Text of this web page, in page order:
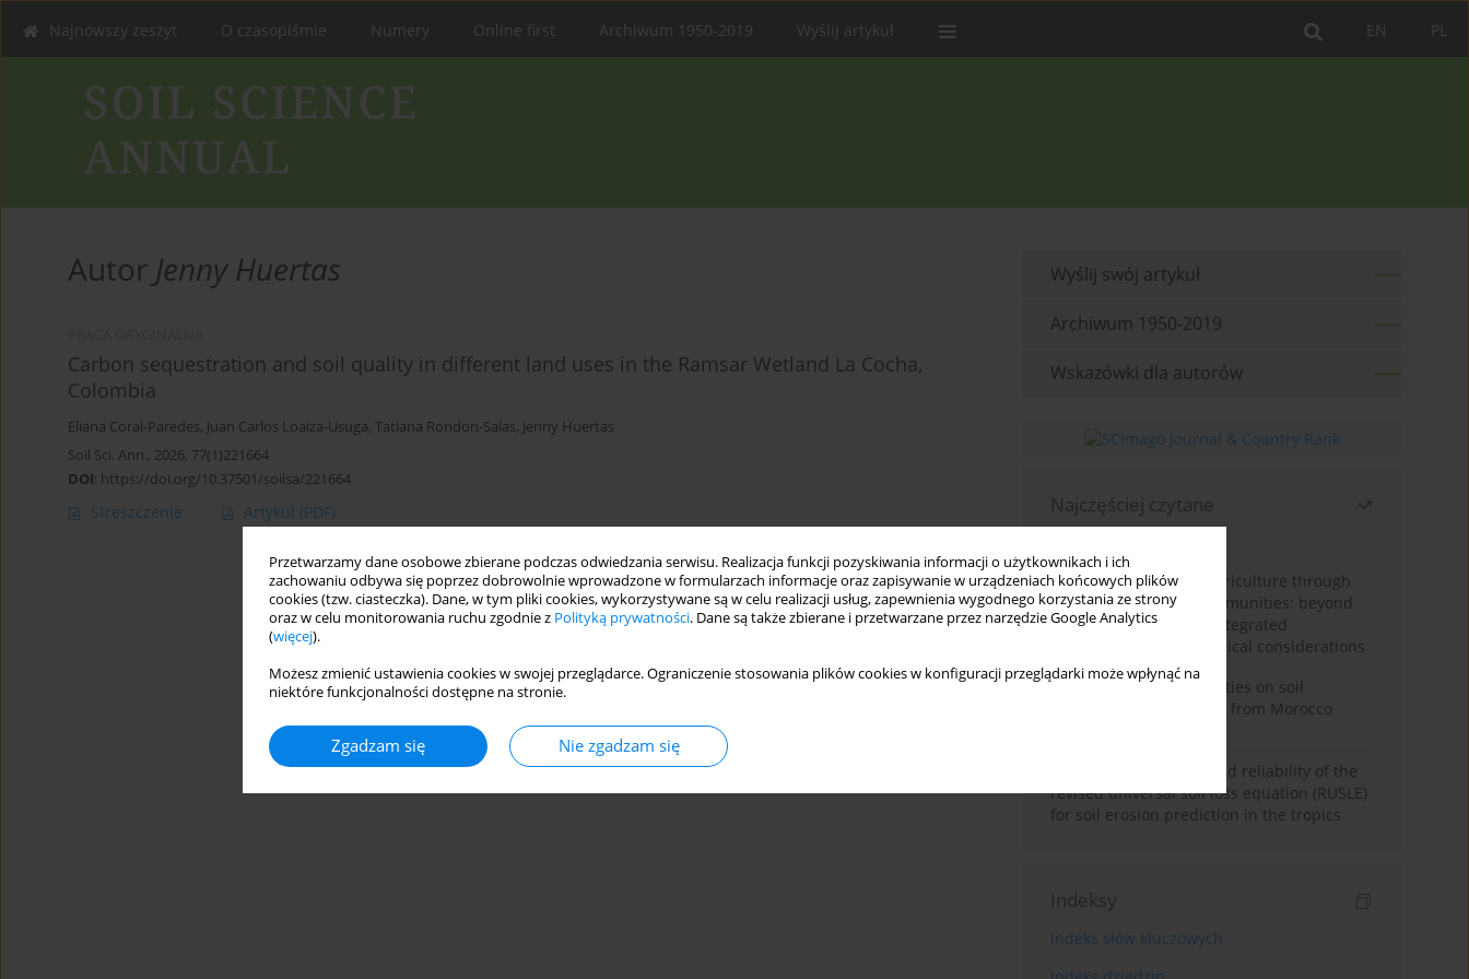
Przetwarzamy dane osobowe zbierane podczas odwiedzania serwisu. Realizacja funkcji pozyskiwania informacji o użytkownikach i ich
zachowaniu odbywa się poprzez dobrowolnie wprowadzone w formularzach informacje oraz zapisywanie w urządzeniach końcowych plików
cookies (tzw. ciasteczka). Dane, w tym pliki cookies, wykorzystywane są w celu realizacji usług, zapewnienia wygodnego korzystania ze strony
oraz w celu monitorowania ruchu zgodnie z Polityką prywatności. Dane są także zbierane i przetwarzane przez narzędzie Google Analytics
(więcej).
Możesz zmienić ustawienia cookies w swojej przeglądarce. Ograniczenie stosowania plików cookies w konfiguracji przeglądarki może wpłynąć na
niektóre funkcjonalności dostępne na stronie.
Zgadzam się Nie zgadzam się
PL
EN
Najnowszy zeszyt O czasopiśmie Numery Online first Archiwum 1950-2019 Wyślij artykuł
Autor Jenny Huertas
Carbon sequestration and soil quality in different land uses in the Ramsar Wetland La Cocha,
Colombia
Eliana Coral-Paredes, Juan Carlos Loaiza-Usuga, Tatiana Rondon-Salas, Jenny Huertas
Soil Sci. Ann., 2026, 77(1)221664
DOI: https://doi.org/10.37501/soilsa/221664
Streszczenie Artykuł (PDF)
Wyślij swój artykuł
Archiwum 1950-2019
Wskazówki dla autorów
Najczęściej czytane
Towards sustainable agriculture through
synthetic microbial communities: beyond
multifunctional roles, integrated
applications, and ecological considerations
Impacts of mining activities on soil
properties: case studies from Morocco
Revisiting the questioned reliability of the
revised universal soil loss equation (RUSLE)
for soil erosion prediction in the tropics
Indeksy
Indeks słów kluczowych